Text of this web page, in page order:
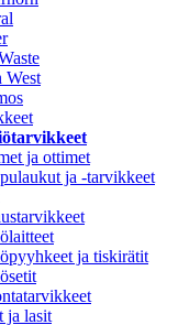
West
ja ottimet
ja -tarvikkeet
ja tiskirätit
ja lasit